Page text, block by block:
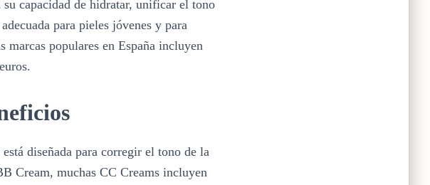
capacidad de hidratar, unificar el tono
para pieles jóvenes y para
populares en España incluyen
diseñada para corregir el tono de la
Cream, muchas CC Creams incluyen